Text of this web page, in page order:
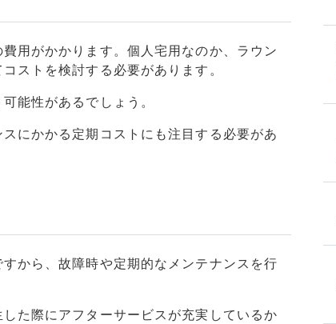
用がかかります。個人宅用なのか、ラウン
ストを検討する必要があります。
能性があるでしょう。
にかかる定期コストにも注目する必要があ
から、故障時や定期的なメンテナンスを行
た際にアフターサービスが充実しているか